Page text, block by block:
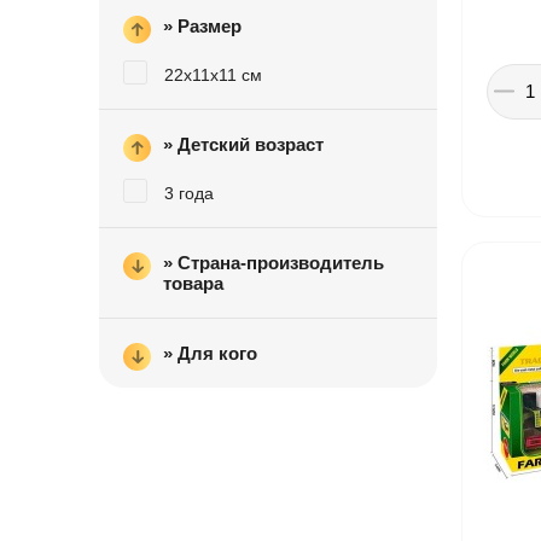
» Размер
22х11х11 см
» Детский возраст
3 года
» Страна-производитель
товара
» Для кого